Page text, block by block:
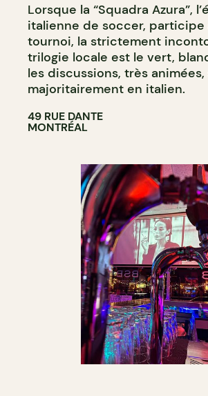
Lorsque la “Squadra Azura”,
italienne de soccer, participe
tournoi, la strictement
trilogie locale est le vert,
les discussions, très
majoritairement en italien.
49 RUE DANTE
MONTRÉAL